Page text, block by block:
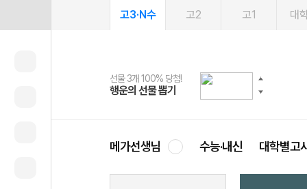
고3·N수 고2 고1 대
선물 3개 100% 당첨!
행운의 선물 뽑기
선물 100% 증정!
메가스터디 X 올리브
여름방학 스터디 캐시백
메가런 썸머스쿨
2027 러셀 단과
강사 공개선발
스마트러닝앱
설문 EVENT
메가패스
3일 무료 체험권
메가패스 수강생 무료혜택!
메가클럽 멤버십
사회공헌 캠페인
희망이룸 메가나눔
메가선생님 수능·내신 대학별고